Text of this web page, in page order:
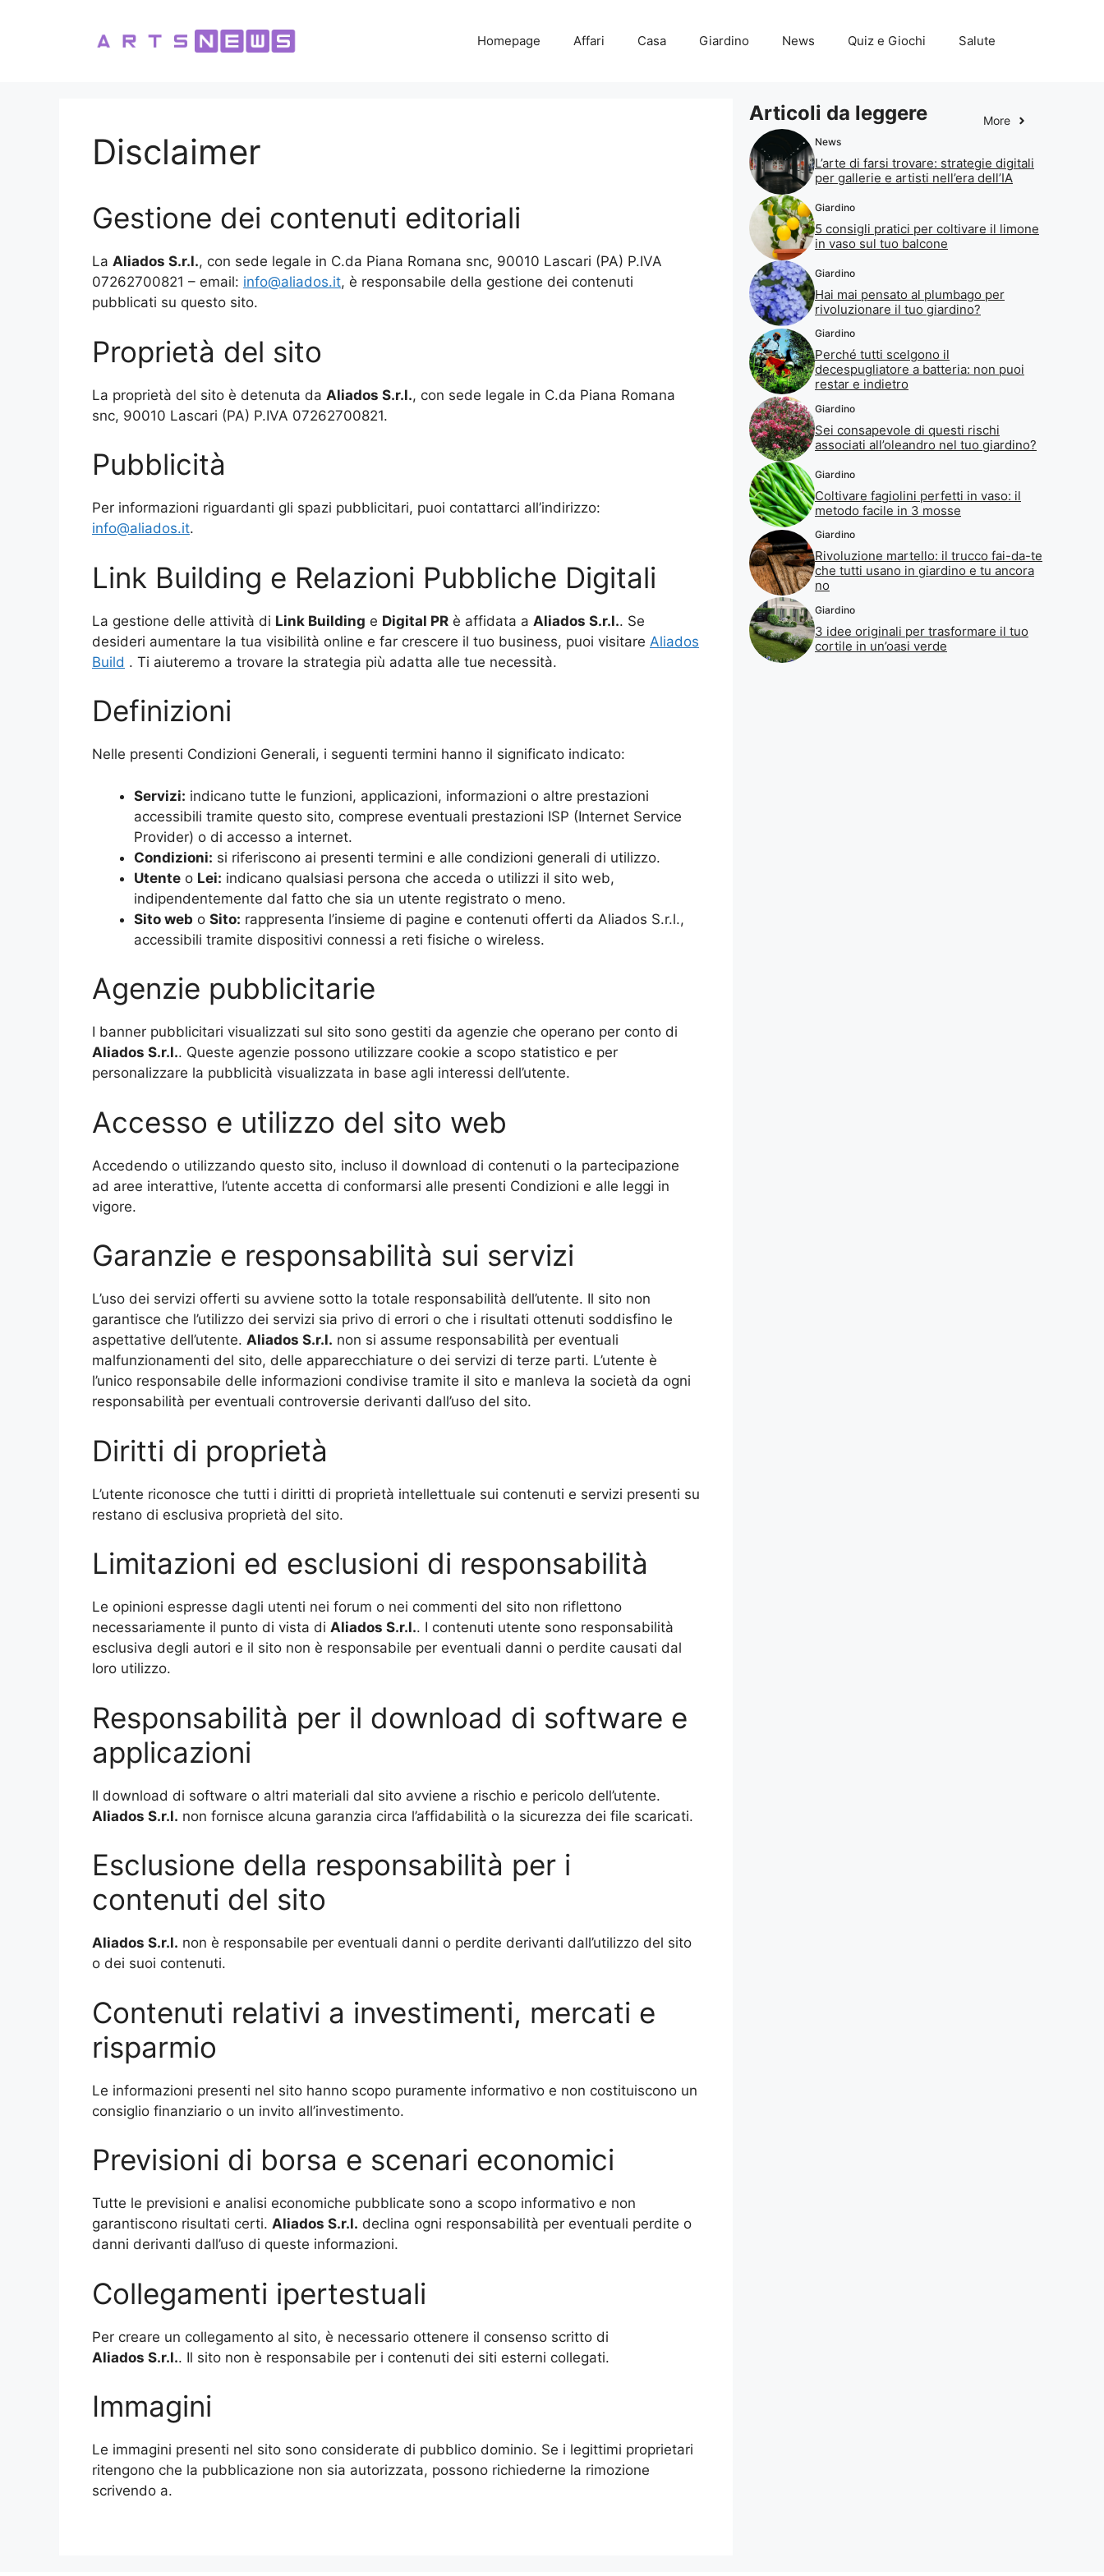
Homepage Affari Casa Giardino News Quiz e Giochi Salute
Disclaimer
Gestione dei contenuti editoriali
La Aliados S.r.l., con sede legale in C.da Piana Romana snc, 90010 Lascari (PA) P.IVA
07262700821 – email: info@aliados.it, è responsabile della gestione dei contenuti
pubblicati su questo sito.
Proprietà del sito
La proprietà del sito è detenuta da Aliados S.r.l., con sede legale in C.da Piana Romana
snc, 90010 Lascari (PA) P.IVA 07262700821.
Pubblicità
Per informazioni riguardanti gli spazi pubblicitari, puoi contattarci all’indirizzo:
info@aliados.it.
Link Building e Relazioni Pubbliche Digitali
La gestione delle attività di Link Building e Digital PR è affidata a Aliados S.r.l.. Se
desideri aumentare la tua visibilità online e far crescere il tuo business, puoi visitare Aliados
Build . Ti aiuteremo a trovare la strategia più adatta alle tue necessità.
Definizioni
Nelle presenti Condizioni Generali, i seguenti termini hanno il significato indicato:
Servizi: indicano tutte le funzioni, applicazioni, informazioni o altre prestazioni
accessibili tramite questo sito, comprese eventuali prestazioni ISP (Internet Service
Provider) o di accesso a internet.
Condizioni: si riferiscono ai presenti termini e alle condizioni generali di utilizzo.
Utente o Lei: indicano qualsiasi persona che acceda o utilizzi il sito web,
indipendentemente dal fatto che sia un utente registrato o meno.
Sito web o Sito: rappresenta l’insieme di pagine e contenuti offerti da Aliados S.r.l.,
accessibili tramite dispositivi connessi a reti fisiche o wireless.
Agenzie pubblicitarie
I banner pubblicitari visualizzati sul sito sono gestiti da agenzie che operano per conto di
Aliados S.r.l.. Queste agenzie possono utilizzare cookie a scopo statistico e per
personalizzare la pubblicità visualizzata in base agli interessi dell’utente.
Accesso e utilizzo del sito web
Accedendo o utilizzando questo sito, incluso il download di contenuti o la partecipazione
ad aree interattive, l’utente accetta di conformarsi alle presenti Condizioni e alle leggi in
vigore.
Garanzie e responsabilità sui servizi
L’uso dei servizi offerti su avviene sotto la totale responsabilità dell’utente. Il sito non
garantisce che l’utilizzo dei servizi sia privo di errori o che i risultati ottenuti soddisfino le
aspettative dell’utente. Aliados S.r.l. non si assume responsabilità per eventuali
malfunzionamenti del sito, delle apparecchiature o dei servizi di terze parti. L’utente è
l’unico responsabile delle informazioni condivise tramite il sito e manleva la società da ogni
responsabilità per eventuali controversie derivanti dall’uso del sito.
Diritti di proprietà
L’utente riconosce che tutti i diritti di proprietà intellettuale sui contenuti e servizi presenti su
restano di esclusiva proprietà del sito.
Limitazioni ed esclusioni di responsabilità
Le opinioni espresse dagli utenti nei forum o nei commenti del sito non riflettono
necessariamente il punto di vista di Aliados S.r.l.. I contenuti utente sono responsabilità
esclusiva degli autori e il sito non è responsabile per eventuali danni o perdite causati dal
loro utilizzo.
Responsabilità per il download di software e
applicazioni
Il download di software o altri materiali dal sito avviene a rischio e pericolo dell’utente.
Aliados S.r.l. non fornisce alcuna garanzia circa l’affidabilità o la sicurezza dei file scaricati.
Esclusione della responsabilità per i
contenuti del sito
Aliados S.r.l. non è responsabile per eventuali danni o perdite derivanti dall’utilizzo del sito
o dei suoi contenuti.
Contenuti relativi a investimenti, mercati e
risparmio
Le informazioni presenti nel sito hanno scopo puramente informativo e non costituiscono un
consiglio finanziario o un invito all’investimento.
Previsioni di borsa e scenari economici
Tutte le previsioni e analisi economiche pubblicate sono a scopo informativo e non
garantiscono risultati certi. Aliados S.r.l. declina ogni responsabilità per eventuali perdite o
danni derivanti dall’uso di queste informazioni.
Collegamenti ipertestuali
Per creare un collegamento al sito, è necessario ottenere il consenso scritto di
Aliados S.r.l.. Il sito non è responsabile per i contenuti dei siti esterni collegati.
Immagini
Le immagini presenti nel sito sono considerate di pubblico dominio. Se i legittimi proprietari
ritengono che la pubblicazione non sia autorizzata, possono richiederne la rimozione
scrivendo a.
Articoli da leggere More
News
L’arte di farsi trovare: strategie digitali
per gallerie e artisti nell’era dell’IA
Giardino
5 consigli pratici per coltivare il limone
in vaso sul tuo balcone
Giardino
Hai mai pensato al plumbago per
rivoluzionare il tuo giardino?
Giardino
Perché tutti scelgono il
decespugliatore a batteria: non puoi
restar e indietro
Giardino
Sei consapevole di questi rischi
associati all’oleandro nel tuo giardino?
Giardino
Coltivare fagiolini perfetti in vaso: il
metodo facile in 3 mosse
Giardino
Rivoluzione martello: il trucco fai-da-te
che tutti usano in giardino e tu ancora
no
Giardino
3 idee originali per trasformare il tuo
cortile in un’oasi verde